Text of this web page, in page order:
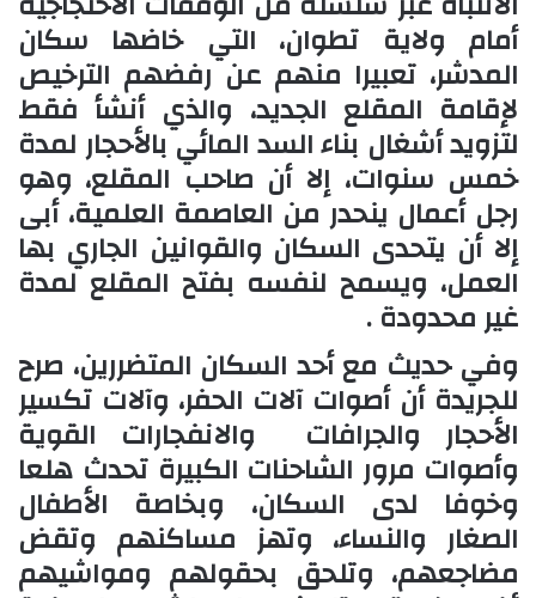
أمام ولاية تطوان، التي خاضها سكان
المدشر، تعبيرا منهم عن رفضهم الترخيص
لإقامة المقلع الجديد، والذي أنشأ فقط
لتزويد أشغال بناء السد المائي بالأحجار لمدة
خمس سنوات، إلا أن صاحب المقلع، وهو
رجل أعمال ينحدر من العاصمة العلمية، أبى
إلا أن يتحدى السكان والقوانين الجاري بها
العمل، ويسمح لنفسه بفتح المقلع لمدة
غير محدودة .
وفي حديث مع أحد السكان المتضررين، صرح
للجريدة أن أصوات آلات الحفر، وآلات تكسير
الأحجار والجرافات والانفجارات القوية
وأصوات مرور الشاحنات الكبيرة تحدث هلعا
وخوفا لدى السكان، وبخاصة الأطفال
الصغار والنساء، وتهز مساكنهم وتقض
مضاجعهم، وتلحق بحقولهم ومواشيهم